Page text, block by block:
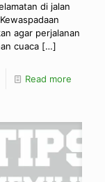
di jalan
agar perjalanan
cuaca […]
Read more